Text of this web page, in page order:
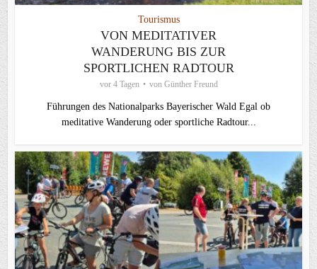
Tourismus
VON MEDITATIVER
WANDERUNG BIS ZUR
SPORTLICHEN RADTOUR
vor 4 Tagen von Günther Freund
Führungen des Nationalparks Bayerischer Wald Egal ob
meditative Wanderung oder sportliche Radtour...